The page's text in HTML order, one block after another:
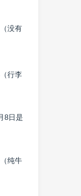
没有
行李
8日是
纯牛